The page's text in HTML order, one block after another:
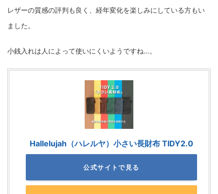
レザーの質感の評判も良く、経年変化を楽しみにしている方もい
ました。
小銭入れは人によって使いにくいようですね…。
Hallelujah（ハレルヤ）小さい長財布 TIDY2.0
公式サイトで見る